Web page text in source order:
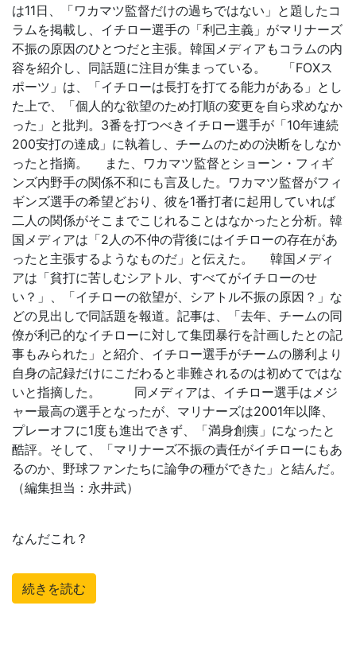
は11日、「ワカマツ監督だけの過ちではない」と題したコ
ラムを掲載し、イチロー選手の「利己主義」がマリナーズ
不振の原因のひとつだと主張。韓国メディアもコラムの内
容を紹介し、同話題に注目が集まっている。 「FOXス
ポーツ」は、「イチローは長打を打てる能力がある」とし
た上で、「個人的な欲望のため打順の変更を自ら求めなか
った」と批判。3番を打つべきイチロー選手が「10年連続
200安打の達成」に執着し、チームのための決断をしなか
ったと指摘。 また、ワカマツ監督とショーン・フィギ
ンズ内野手の関係不和にも言及した。ワカマツ監督がフィ
ギンズ選手の希望どおり、彼を1番打者に起用していれば
二人の関係がそこまでこじれることはなかったと分析。韓
国メディアは「2人の不仲の背後にはイチローの存在があ
ったと主張するようなものだ」と伝えた。 韓国メディ
アは「貧打に苦しむシアトル、すべてがイチローのせ
い？」、「イチローの欲望が、シアトル不振の原因？」な
どの見出しで同話題を報道。記事は、「去年、チームの同
僚が利己的なイチローに対して集団暴行を計画したとの記
事もみられた」と紹介、イチロー選手がチームの勝利より
自身の記録だけにこだわると非難されるのは初めてではな
いと指摘した。 同メディアは、イチロー選手はメジ
ャー最高の選手となったが、マリナーズは2001年以降、
プレーオフに1度も進出できず、「満身創痍」になったと
酷評。そして、「マリナーズ不振の責任がイチローにもあ
るのか、野球ファンたちに論争の種ができた」と結んだ。
（編集担当：永井武）
なんだこれ？
続きを読む